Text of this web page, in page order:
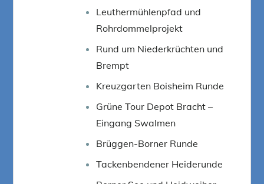
Leuthermühlenpfad und
Rohrdommelprojekt
Rund um Niederkrüchten und
Brempt
Kreuzgarten Boisheim Runde
Grüne Tour Depot Bracht –
Eingang Swalmen
Brüggen-Borner Runde
Tackenbendener Heiderunde